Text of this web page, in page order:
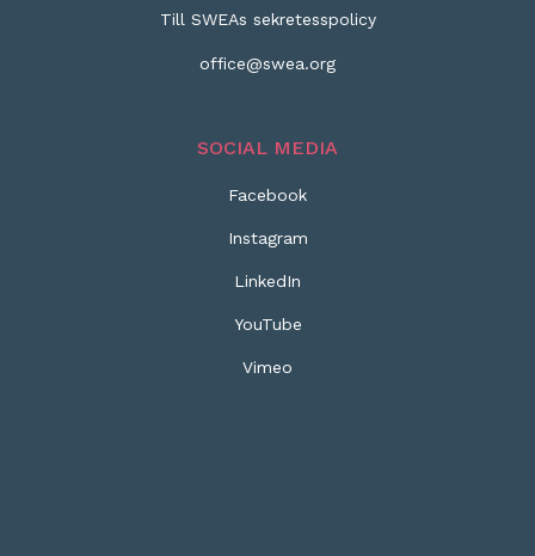
Till SWEAs sekretesspolicy
office@swea.org
SOCIAL MEDIA
Facebook
Instagram
LinkedIn
YouTube
Vimeo